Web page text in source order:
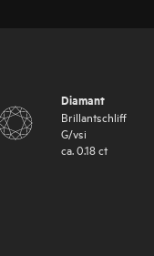
Diamant
Brillantschliff
G/vsi
ca. 0.18ct